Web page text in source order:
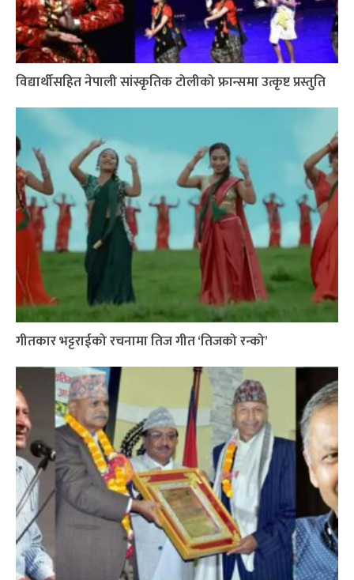
विद्यार्थीसहित नेपाली सांस्कृतिक टोलीको फ्रान्समा उत्कृष्ट प्रस्तुति
गीतकार भट्टराईको रचनामा तिज गीत ‘तिजको रन्को’